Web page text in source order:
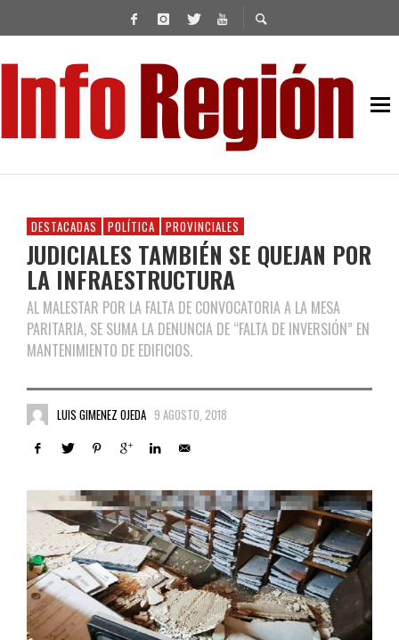
DESTACADAS POLÍTICA PROVINCIALES
JUDICIALES TAMBIÉN SE QUEJAN POR
LA INFRAESTRUCTURA
AL MALESTAR POR LA FALTA DE CONVOCATORIA A LA MESA
PARITARIA, SE SUMA LA DENUNCIA DE “FALTA DE INVERSIÓN” EN
MANTENIMIENTO DE EDIFICIOS.
LUIS GIMENEZ OJEDA 9 AGOSTO, 2018